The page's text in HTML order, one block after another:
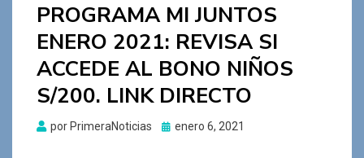
PROGRAMA MI JUNTOS
ENERO 2021: REVISA SI
ACCEDE AL BONO NIÑOS
S/200. LINK DIRECTO
por PrimeraNoticias
Publicado
enero 6, 2021